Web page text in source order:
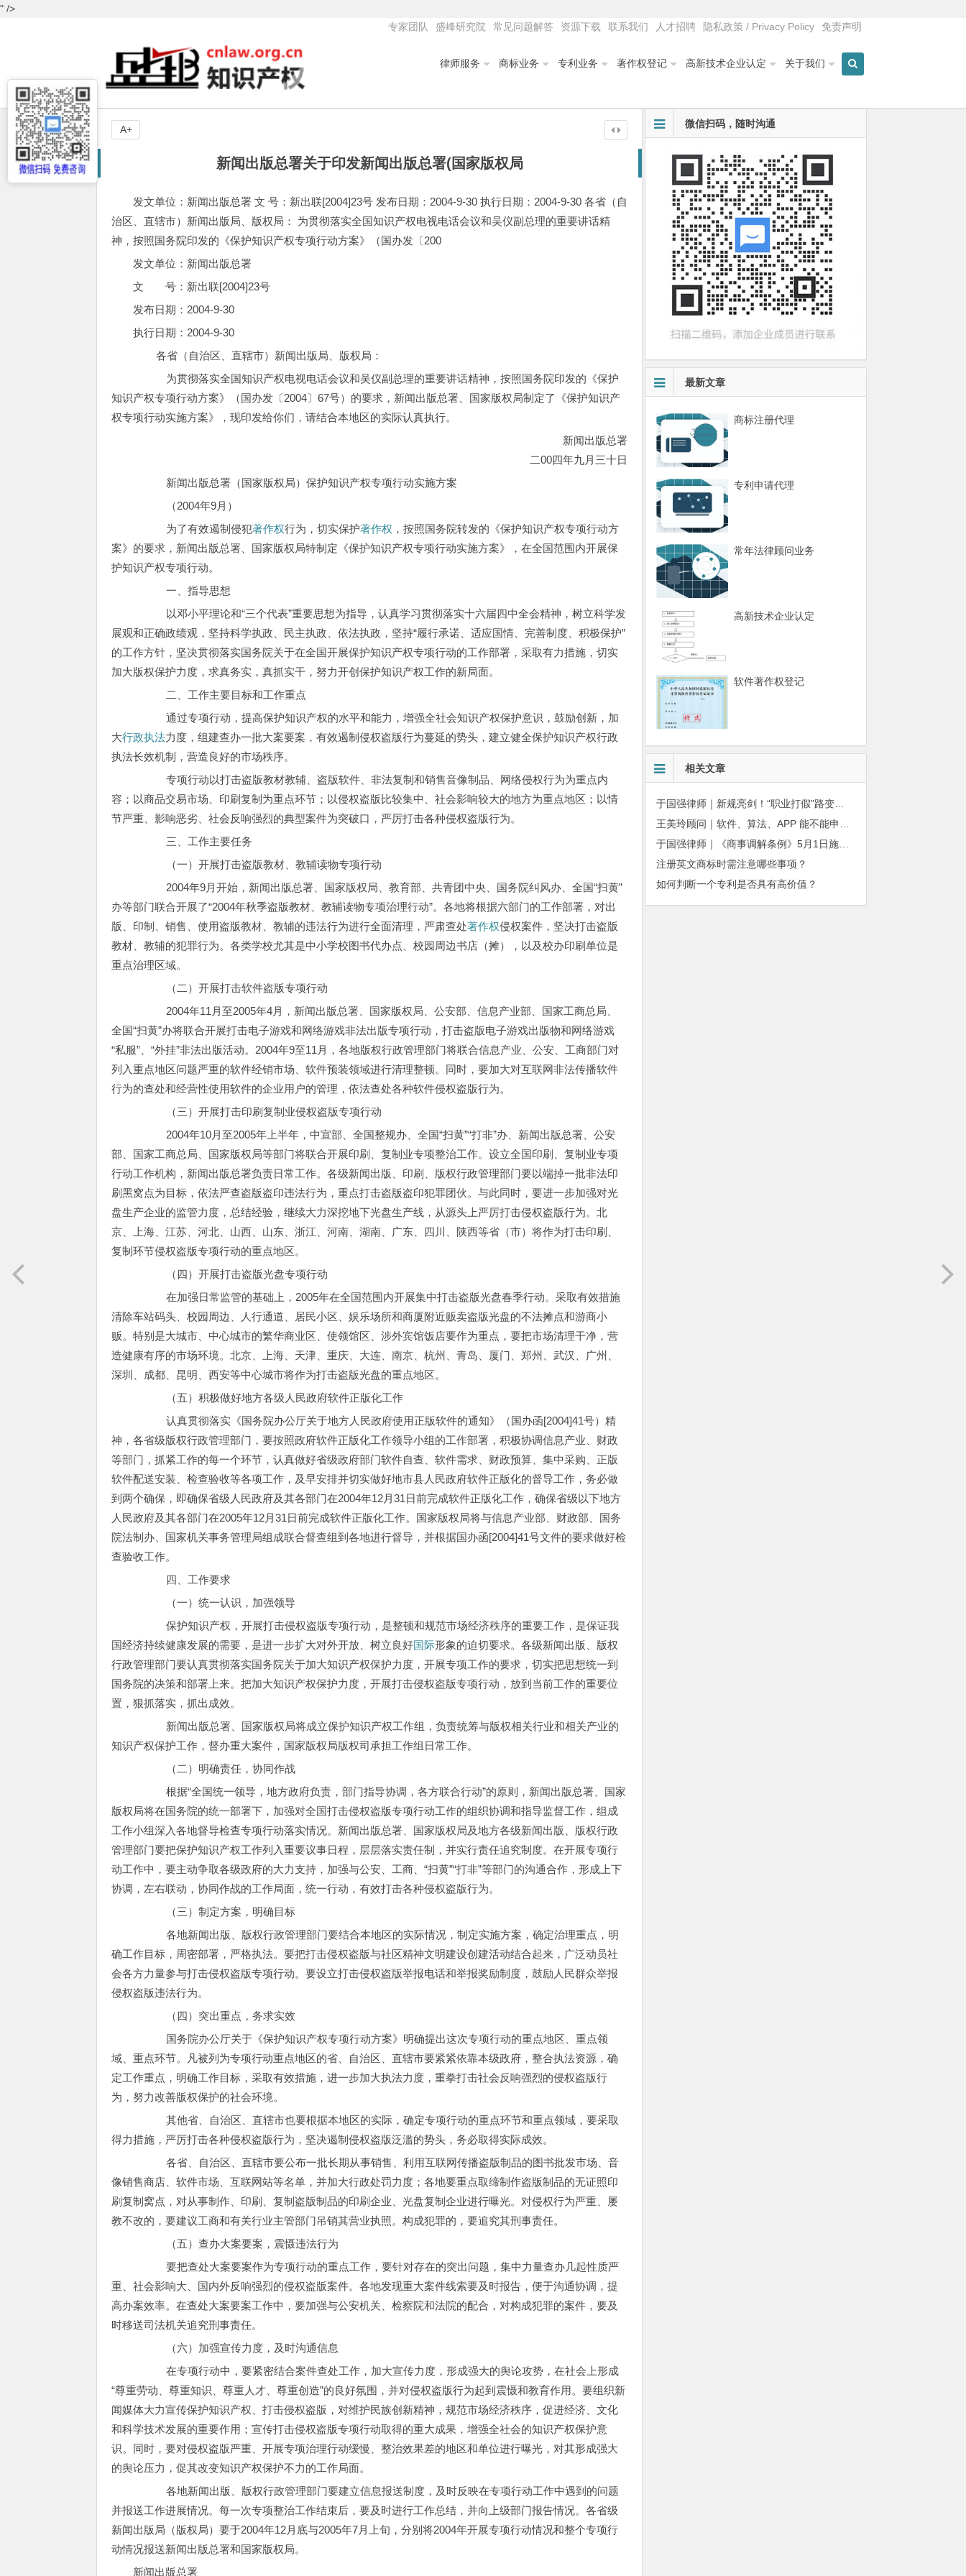
" />
专家团队
盛峰研究院 常见问题解答 资源下载 联系我们 人才招聘 隐私政策 / Privacy Policy 免责声明
律师服务 商标业务 专利业务 著作权登记 高新技术企业认定 关于我们
新闻出版总署关于印发新闻出版总署(国家版权局
发文单位：新闻出版总署 文 号：新出联[2004]23号 发布日期：2004-9-30 执行日期：2004-9-30 各省（自
治区、直辖市）新闻出版局、版权局： 为贯彻落实全国知识产权电视电话会议和吴仪副总理的重要讲话精
神，按照国务院印发的《保护知识产权专项行动方案》（国办发〔200
发文单位：新闻出版总署
文 号：新出联[2004]23号
发布日期：2004-9-30
执行日期：2004-9-30
各省（自治区、直辖市）新闻出版局、版权局：
为贯彻落实全国知识产权电视电话会议和吴仪副总理的重要讲话精神，按照国务院印发的《保护
知识产权专项行动方案》（国办发〔2004〕67号）的要求，新闻出版总署、国家版权局制定了《保护知识产
权专项行动实施方案》，现印发给你们，请结合本地区的实际认真执行。
新闻出版总署
二00四年九月三十日
新闻出版总署（国家版权局）保护知识产权专项行动实施方案
（2004年9月）
为了有效遏制侵犯著作权行为，切实保护著作权 ，按照国务院转发的《保护知识产权专项行动方
案》的要求，新闻出版总署、国家版权局特制定《保护知识产权专项行动实施方案》，在全国范围内开展保
护知识产权专项行动。
一、指导思想
以邓小平理论和“三个代表”重要思想为指导，认真学习贯彻落实十六届四中全会精神，树立科学发
展观和正确政绩观，坚持科学执政、民主执政、依法执政，坚持“履行承诺、适应国情、完善制度、积极保护”
的工作方针，坚决贯彻落实国务院关于在全国开展保护知识产权专项行动的工作部署，采取有力措施，切实
加大版权保护力度，求真务实，真抓实干，努力开创保护知识产权工作的新局面。
二、工作主要目标和工作重点
通过专项行动，提高保护知识产权的水平和能力，增强全社会知识产权保护意识，鼓励创新，加
大行政执法力度，组建查办一批大案要案，有效遏制侵权盗版行为蔓延的势头，建立健全保护知识产权行政
执法长效机制，营造良好的市场秩序。
专项行动以打击盗版教材教辅、盗版软件、非法复制和销售音像制品、网络侵权行为为重点内
容；以商品交易市场、印刷复制为重点环节；以侵权盗版比较集中、社会影响较大的地方为重点地区；以情
节严重、影响恶劣、社会反响强烈的典型案件为突破口，严厉打击各种侵权盗版行为。
三、工作主要任务
（一）开展打击盗版教材、教辅读物专项行动
2004年9月开始，新闻出版总署、国家版权局、教育部、共青团中央、国务院纠风办、全国“扫黄”
办等部门联合开展了“2004年秋季盗版教材、教辅读物专项治理行动”。各地将根据六部门的工作部署，对出
版、印制、销售、使用盗版教材、教辅的违法行为进行全面清理，严肃查处著作权侵权案件，坚决打击盗版
教材、教辅的犯罪行为。各类学校尤其是中小学校图书代办点、校园周边书店（摊），以及校办印刷单位是
重点治理区域。
（二）开展打击软件盗版专项行动
2004年11月至2005年4月，新闻出版总署、国家版权局、公安部、信息产业部、国家工商总局、
全国“扫黄”办将联合开展打击电子游戏和网络游戏非法出版专项行动，打击盗版电子游戏出版物和网络游戏
“私服”、“外挂”非法出版活动。2004年9至11月，各地版权行政管理部门将联合信息产业、公安、工商部门对
列入重点地区问题严重的软件经销市场、软件预装领域进行清理整顿。同时，要加大对互联网非法传播软件
行为的查处和经营性使用软件的企业用户的管理，依法查处各种软件侵权盗版行为。
（三）开展打击印刷复制业侵权盗版专项行动
2004年10月至2005年上半年，中宣部、全国整规办、全国“扫黄”“打非”办、新闻出版总署、公安
部、国家工商总局、国家版权局等部门将联合开展印刷、复制业专项整治工作。设立全国印刷、复制业专项
行动工作机构，新闻出版总署负责日常工作。各级新闻出版、印刷、版权行政管理部门要以端掉一批非法印
刷黑窝点为目标，依法严查盗版盗印违法行为，重点打击盗版盗印犯罪团伙。与此同时，要进一步加强对光
盘生产企业的监管力度，总结经验，继续大力深挖地下光盘生产线，从源头上严厉打击侵权盗版行为。北
京、上海、江苏、河北、山西、山东、浙江、河南、湖南、广东、四川、陕西等省（市）将作为打击印刷、
复制环节侵权盗版专项行动的重点地区。
（四）开展打击盗版光盘专项行动
在加强日常监管的基础上，2005年在全国范围内开展集中打击盗版光盘春季行动。采取有效措施
清除车站码头、校园周边、人行通道、居民小区、娱乐场所和商厦附近贩卖盗版光盘的不法摊点和游商小
贩。特别是大城市、中心城市的繁华商业区、使领馆区、涉外宾馆饭店要作为重点，要把市场清理干净，营
造健康有序的市场环境。北京、上海、天津、重庆、大连、南京、杭州、青岛、厦门、郑州、武汉、广州、
深圳、成都、昆明、西安等中心城市将作为打击盗版光盘的重点地区。
（五）积极做好地方各级人民政府软件正版化工作
认真贯彻落实《国务院办公厅关于地方人民政府使用正版软件的通知》（国办函[2004]41号）精
神，各省级版权行政管理部门，要按照政府软件正版化工作领导小组的工作部署，积极协调信息产业、财政
等部门，抓紧工作的每一个环节，认真做好省级政府部门软件自查、软件需求、财政预算、集中采购、正版
软件配送安装、检查验收等各项工作，及早安排并切实做好地市县人民政府软件正版化的督导工作，务必做
到两个确保，即确保省级人民政府及其各部门在2004年12月31日前完成软件正版化工作，确保省级以下地方
人民政府及其各部门在2005年12月31日前完成软件正版化工作。国家版权局将与信息产业部、财政部、国务
院法制办、国家机关事务管理局组成联合督查组到各地进行督导，并根据国办函[2004]41号文件的要求做好检
查验收工作。
四、工作要求
（一）统一认识，加强领导
保护知识产权，开展打击侵权盗版专项行动，是整顿和规范市场经济秩序的重要工作，是保证我
国经济持续健康发展的需要，是进一步扩大对外开放、树立良好国际形象的迫切要求。各级新闻出版、版权
行政管理部门要认真贯彻落实国务院关于加大知识产权保护力度，开展专项工作的要求，切实把思想统一到
国务院的决策和部署上来。把加大知识产权保护力度，开展打击侵权盗版专项行动，放到当前工作的重要位
置，狠抓落实，抓出成效。
新闻出版总署、国家版权局将成立保护知识产权工作组，负责统筹与版权相关行业和相关产业的
知识产权保护工作，督办重大案件，国家版权局版权司承担工作组日常工作。
（二）明确责任，协同作战
根据“全国统一领导，地方政府负责，部门指导协调，各方联合行动”的原则，新闻出版总署、国家
版权局将在国务院的统一部署下，加强对全国打击侵权盗版专项行动工作的组织协调和指导监督工作，组成
工作小组深入各地督导检查专项行动落实情况。新闻出版总署、国家版权局及地方各级新闻出版、版权行政
管理部门要把保护知识产权工作列入重要议事日程，层层落实责任制，并实行责任追究制度。在开展专项行
动工作中，要主动争取各级政府的大力支持，加强与公安、工商、“扫黄”“打非”等部门的沟通合作，形成上下
协调，左右联动，协同作战的工作局面，统一行动，有效打击各种侵权盗版行为。
（三）制定方案，明确目标
各地新闻出版、版权行政管理部门要结合本地区的实际情况，制定实施方案，确定治理重点，明
确工作目标，周密部署，严格执法。要把打击侵权盗版与社区精神文明建设创建活动结合起来，广泛动员社
会各方力量参与打击侵权盗版专项行动。要设立打击侵权盗版举报电话和举报奖励制度，鼓励人民群众举报
侵权盗版违法行为。
（四）突出重点，务求实效
国务院办公厅关于《保护知识产权专项行动方案》明确提出这次专项行动的重点地区、重点领
域、重点环节。凡被列为专项行动重点地区的省、自治区、直辖市要紧紧依靠本级政府，整合执法资源，确
定工作重点，明确工作目标，采取有效措施，进一步加大执法力度，重拳打击社会反响强烈的侵权盗版行
为，努力改善版权保护的社会环境。
其他省、自治区、直辖市也要根据本地区的实际，确定专项行动的重点环节和重点领域，要采取
得力措施，严厉打击各种侵权盗版行为，坚决遏制侵权盗版泛滥的势头，务必取得实际成效。
各省、自治区、直辖市要公布一批长期从事销售、利用互联网传播盗版制品的图书批发市场、音
像销售商店、软件市场、互联网站等名单，并加大行政处罚力度；各地要重点取缔制作盗版制品的无证照印
刷复制窝点，对从事制作、印刷、复制盗版制品的印刷企业、光盘复制企业进行曝光。对侵权行为严重、屡
教不改的，要建议工商和有关行业主管部门吊销其营业执照。构成犯罪的，要追究其刑事责任。
（五）查办大案要案，震慑违法行为
要把查处大案要案作为专项行动的重点工作，要针对存在的突出问题，集中力量查办几起性质严
重、社会影响大、国内外反响强烈的侵权盗版案件。各地发现重大案件线索要及时报告，便于沟通协调，提
高办案效率。在查处大案要案工作中，要加强与公安机关、检察院和法院的配合，对构成犯罪的案件，要及
时移送司法机关追究刑事责任。
（六）加强宣传力度，及时沟通信息
在专项行动中，要紧密结合案件查处工作，加大宣传力度，形成强大的舆论攻势，在社会上形成
“尊重劳动、尊重知识、尊重人才、尊重创造”的良好氛围，并对侵权盗版行为起到震慑和教育作用。要组织新
闻媒体大力宣传保护知识产权、打击侵权盗版，对维护民族创新精神，规范市场经济秩序，促进经济、文化
和科学技术发展的重要作用；宣传打击侵权盗版专项行动取得的重大成果，增强全社会的知识产权保护意
识。同时，要对侵权盗版严重、开展专项治理行动缓慢、整治效果差的地区和单位进行曝光，对其形成强大
的舆论压力，促其改变知识产权保护不力的工作局面。
各地新闻出版、版权行政管理部门要建立信息报送制度，及时反映在专项行动工作中遇到的问题
并报送工作进展情况。每一次专项整治工作结束后，要及时进行工作总结，并向上级部门报告情况。各省级
新闻出版局（版权局）要于2004年12月底与2005年7月上旬，分别将2004年开展专项行动情况和整个专项行
动情况报送新闻出版总署和国家版权局。
新闻出版总署
A+ 微信扫码，随时沟通
最新文章
商标注册代理
专利申请代理
常年法律顾问业务
高新技术企业认定
软件著作权登记
相关文章
于国强律师｜新规亮剑！“职业打假”路变窄？核心是分清“维权”与“牟利”的边界
于国强律师｜《商事调解条例》5月1日施行：知识产权合同争议进入商事调解时代
注册英文商标时需注意哪些事项？
如何判断一个专利是否具有高价值？